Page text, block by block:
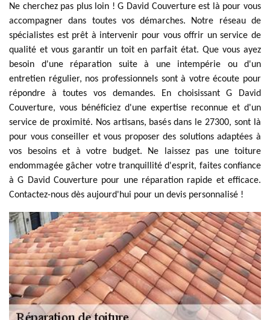
Ne cherchez pas plus loin ! G David Couverture est là pour vous
accompagner dans toutes vos démarches. Notre réseau de
spécialistes est prêt à intervenir pour vous offrir un service de
qualité et vous garantir un toit en parfait état. Que vous ayez
besoin d'une réparation suite à une intempérie ou d'un
entretien régulier, nos professionnels sont à votre écoute pour
répondre à toutes vos demandes. En choisissant G David
Couverture, vous bénéficiez d'une expertise reconnue et d'un
service de proximité. Nos artisans, basés dans le 27300, sont là
pour vous conseiller et vous proposer des solutions adaptées à
vos besoins et à votre budget. Ne laissez pas une toiture
endommagée gâcher votre tranquillité d'esprit, faites confiance
à G David Couverture pour une réparation rapide et efficace.
Contactez-nous dès aujourd'hui pour un devis personnalisé !